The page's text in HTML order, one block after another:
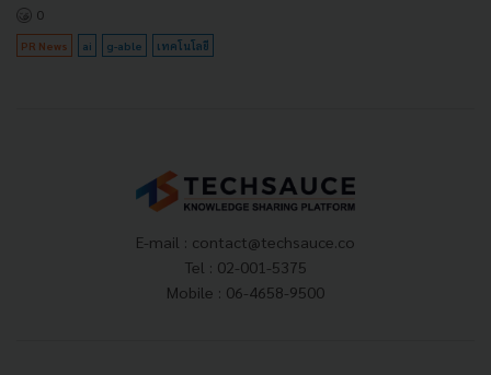
0
PR News ai g-able เทคโนโลยี
E-mail : contact@techsauce.co
Tel : 02-001-5375
Mobile : 06-4658-9500